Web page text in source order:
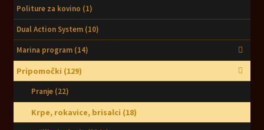
Politure za kovino (1)
Dual Action System (10)
Marina program (14)
Pripomočki (129)
Pranje (22)
Krpe, rokavice, brisalci (18)